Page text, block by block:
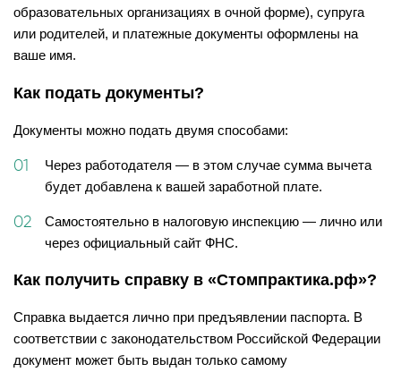
образовательных организациях в очной форме), супруга
или родителей, и платежные документы оформлены на
ваше имя.
Как подать документы?
Документы можно подать двумя способами:
Через работодателя — в этом случае сумма вычета
будет добавлена к вашей заработной плате.
Самостоятельно в налоговую инспекцию — лично или
через официальный сайт ФНС.
Как получить справку в «Стомпрактика.рф»?
Справка выдается лично при предъявлении паспорта. В
соответствии с законодательством Российской Федерации
документ может быть выдан только самому